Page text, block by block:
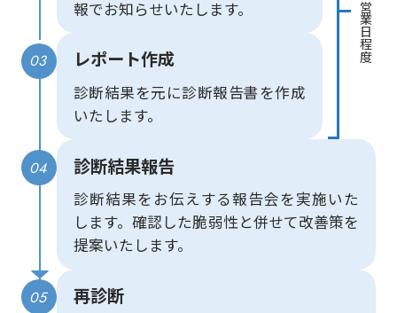
報でお知らせいたします。
03 レポート作成
診断結果を元に診断報告書を作成
いたします。
営業⽇程度
04 診断結果報告
診断結果をお伝えする報告会を実施いた
します。確認した脆弱性と併せて改善策を
提案いたします。
05 再診断